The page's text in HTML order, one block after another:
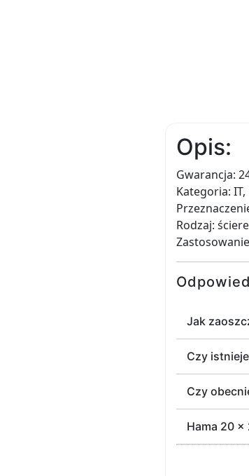
Opis:
Gwarancja:
Kategoria: IT,
Rodzaj:
Jak
Czy
Czy
Hama 20